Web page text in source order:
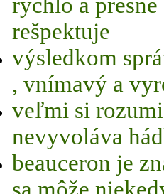
rešpektuje
výsledkom
, vnímavý a
veľmi si
nevyvoláva
beauceron je